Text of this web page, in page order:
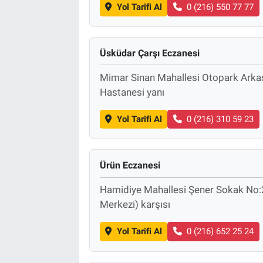
Yol Tarifi Al 0 (216) 550 77 77
Üsküdar Çarşı Eczanesi
Mimar Sinan Mahallesi Otopark
Hastanesi yanı
Yol Tarifi Al 0 (216) 310 59 23
Ürün Eczanesi
Hamidiye Mahallesi Şener Sokak
Merkezi) karşısı
Yol Tarifi Al 0 (216) 652 25 24